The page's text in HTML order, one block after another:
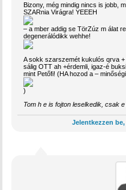
Bizony, még mindig nincs is jobb,
SZARnia Virágra! YEEEH
– a mber addig se TörZúz m álat
degenerálódikk wehhe!
A sokk szarszemét kukulós qrva
sálig OTT ah +érdemli, igaz-é
mint Petőfi! (HA hozod a –
)
Tom h e is fojtonleselkedik , csak
Jelentkezzen